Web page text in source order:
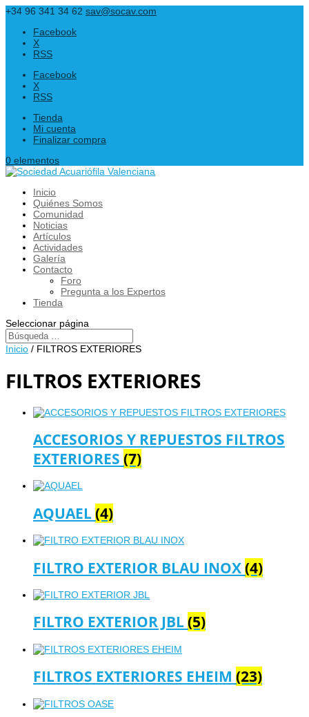
+34 96 341 34 62 sav@socav.com
Facebook
X
RSS
Facebook
X
RSS
Tienda
Mi cuenta
Finalizar compra
0 elementos
Inicio
Quiénes Somos
Comunidad
Noticias
Artículos
Actividades
Galería
Contacto
Foro
Pregunta a los Expertos
Tienda
Seleccionar página
Inicio / FILTROS EXTERIORES
FILTROS EXTERIORES
ACCESORIOS Y REPUESTOS FILTROS
EXTERIORES (7)
AQUAEL(4)
FILTRO EXTERIOR BLAU INOX(4)
FILTRO EXTERIOR JBL(5)
FILTROS EXTERIORES EHEIM (23)